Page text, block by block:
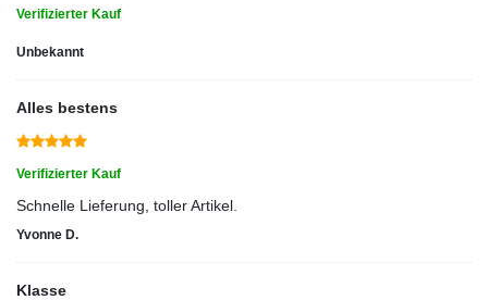
Verifizierter Kauf
Unbekannt
Alles bestens
Verifizierter Kauf
Schnelle Lieferung, toller Artikel.
Yvonne D.
Klasse